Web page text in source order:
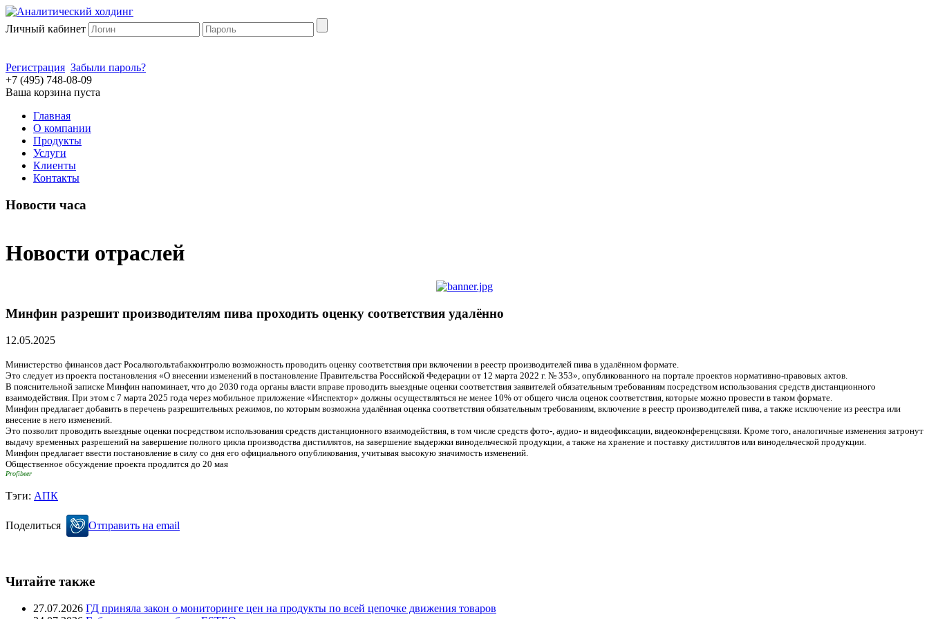
Личный кабинет
Регистрация Забыли пароль?
+7 (495) 748-08-09
Ваша корзина пуста
Главная
О компании
Продукты
Услуги
Клиенты
Контакты
Новости часа
Новости отраслей
Минфин разрешит производителям пива проходить оценку соответствия удалённо
12.05.2025
Министерство финансов даст Росалкогольтабакконтролю возможность проводить оценку соответствия при включении в реестр производителей пива в удалённом формате.
Это следует из проекта постановления «О внесении изменений в постановление Правительства Российской Федерации от 12 марта 2022 г. № 353», опубликованного на портале проектов нормативно-правовых актов.
В пояснительной записке Минфин напоминает, что до 2030 года органы власти вправе проводить выездные оценки соответствия заявителей обязательным требованиям посредством использования средств дистанционного
взаимодействия. При этом с 7 марта 2025 года через мобильное приложение «Инспектор» должны осуществляться не менее 10% от общего числа оценок соответствия, которые можно провести в таком формате.
Минфин предлагает добавить в перечень разрешительных режимов, по которым возможна удалённая оценка соответствия обязательным требованиям, включение в реестр производителей пива, а также исключение из реестра или
внесение в него изменений.
Это позволит проводить выездные оценки посредством использования средств дистанционного взаимодействия, в том числе средств фото-, аудио- и видеофиксации, видеоконференцсвязи. Кроме того, аналогичные изменения затронут
выдачу временных разрешений на завершение полного цикла производства дистиллятов, на завершение выдержки винодельческой продукции, а также на хранение и поставку дистиллятов или винодельческой продукции.
Минфин предлагает ввести постановление в силу со дня его официального опубликования, учитывая высокую значимость изменений.
Общественное обсуждение проекта продлится до 20 мая
Profibeer
Тэги: АПК
Поделиться Отправить на email
Читайте также
27.07.2026 ГД приняла закон о мониторинге цен на продукты по всей цепочке движения товаров